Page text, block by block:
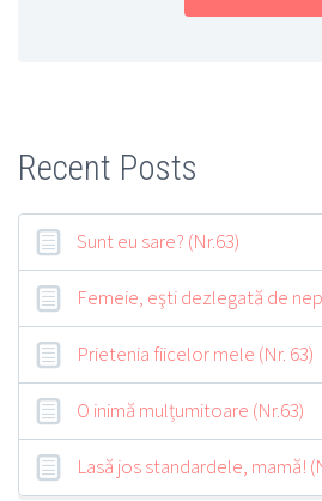
Recent Posts
Sunt eu sare? (Nr.63)
Femeie, eşti dezlegată de
Prietenia fiicelor mele (Nr. 63)
O inimă mulțumitoare (Nr.63)
Lasă jos standardele, mamă!